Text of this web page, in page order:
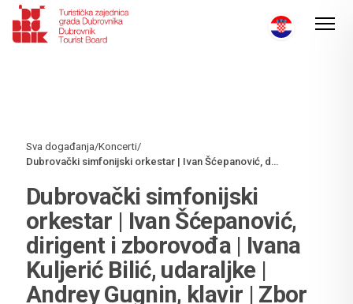
Sva događanja/Koncerti/
Dubrovački simfonijski orkestar | Ivan Šćepanović, dirigent i zborovođa | Ivana Kuljerić Bilić, udaraljke | Andrey Gugnin, klavir | Zbor Blasius | Dubrovački komorni zbor
Dubrovački simfonijski
orkestar | Ivan Šćepanović,
dirigent i zborovođa | Ivana
Kuljerić Bilić, udaraljke |
Andrey Gugnin, klavir | Zbor